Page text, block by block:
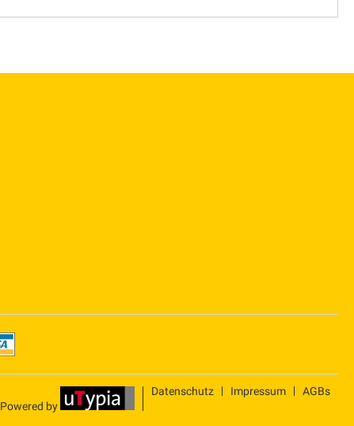
Powered by
Datenschutz Impressum AGBs